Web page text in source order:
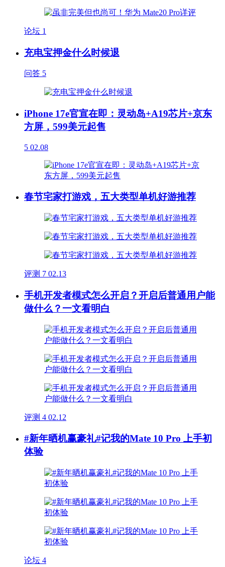
论坛 1
充电宝押金什么时候退
问答 5
iPhone 17e官宣在即：灵动岛+A19芯片+京东
方屏，599美元起售
5 02.08
春节宅家打游戏，五大类型单机好游推荐
评测 7 02.13
手机开发者模式怎么开启？开启后普通用户能
做什么？一文看明白
评测 4 02.12
#新年晒机赢豪礼#记我的Mate 10 Pro 上手初
体验
论坛 4